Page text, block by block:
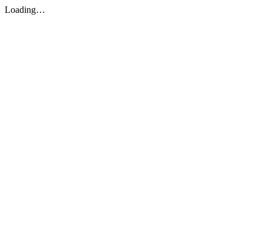
Loading…